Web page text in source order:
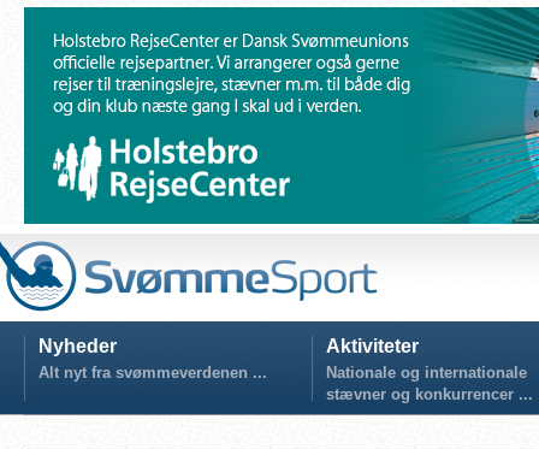
Nyheder
Alt nyt fra svømmeverdenen ...
Aktiviteter
Nationale og internationale
stævner og konkurrencer ...